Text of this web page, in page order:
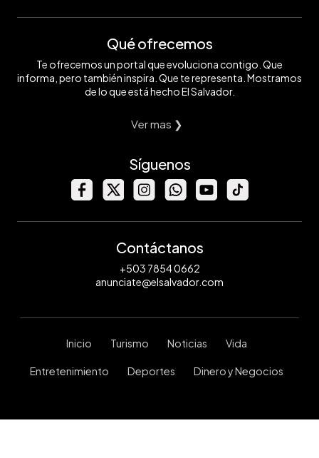
Qué ofrecemos
Te ofrecemos un portal que evoluciona contigo. Que
informa, pero también inspira. Que te representa. Mostramos
de lo que está hecho El Salvador.
Ver mas ❯
Síguenos
Contáctanos
+503 7854 0662
anunciate@elsalvador.com
Inicio Turismo Noticias Vida
Entretenimiento Deportes Dinero y Negocios